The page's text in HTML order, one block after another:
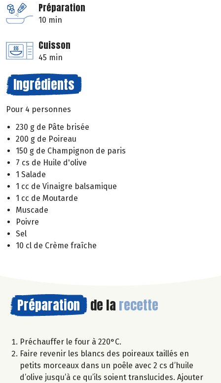
Préparation
10 min
Cuisson
45 min
Ingrédients
Pour 4 personnes
230 g de Pâte brisée
200 g de Poireau
150 g de Champignon de paris
7 cs de Huile d'olive
1 Salade
1 cc de Vinaigre balsamique
1 cc de Moutarde
Muscade
Poivre
Sel
10 cl de Crème fraîche
Préparation de la recette
Préchauffer le four à 220°C.
Faire revenir les blancs des poireaux taillés en
petits morceaux dans un poêle avec 2 cs d’huile
d’olive jusqu’à ce qu’ils soient translucides. Ajouter